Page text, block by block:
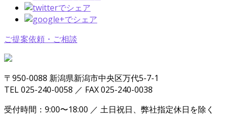
ご提案依頼・ご相談
〒950-0088 新潟県新潟市中央区万代5-7-1
TEL 025-240-0058 ／ FAX 025-240-0038
受付時間：9:00〜18:00 ／ 土日祝日、弊社指定休日を除く